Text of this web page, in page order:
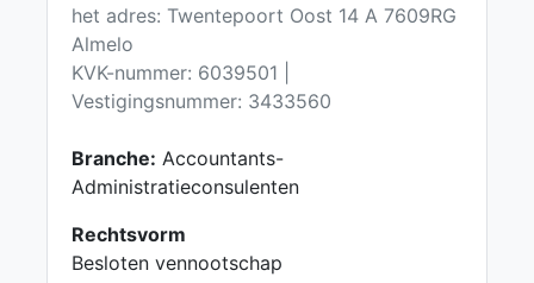
het adres: Twentepoort Oost 14 A 7609RG
Almelo
KVK-nummer: 6039501 |
Vestigingsnummer: 3433560
Branche: Accountants-
Administratieconsulenten
Rechtsvorm
Besloten vennootschap